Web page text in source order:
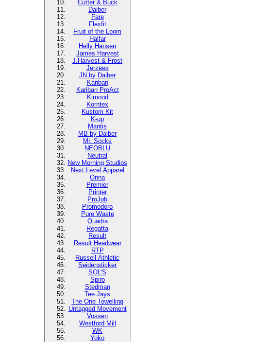
Cutter & Buck
Daiber
Fare
Flexfit
Fruit of the Loom
Halfar
Helly Hansen
James Harvest
J.Harvest & Frost
Jerzees
JN by Daiber
Kariban
Kariban ProAct
Kimood
Korntex
Kustom Kit
K-up
Mantis
MB by Daiber
Mr. Socks
NEOBLU
Neutral
New Morning Studios
Next Level Apparel
Onna
Premier
Printer
ProJob
Promodoro
Pure Waste
Quadra
Regatta
Result
Result Headwear
RTP
Russell Athletic
Seidensticker
SOL'S
Spiro
Stedman
Tee Jays
The One Towelling
Untagged Movement
Vossen
Westford Mill
WK
Yoko